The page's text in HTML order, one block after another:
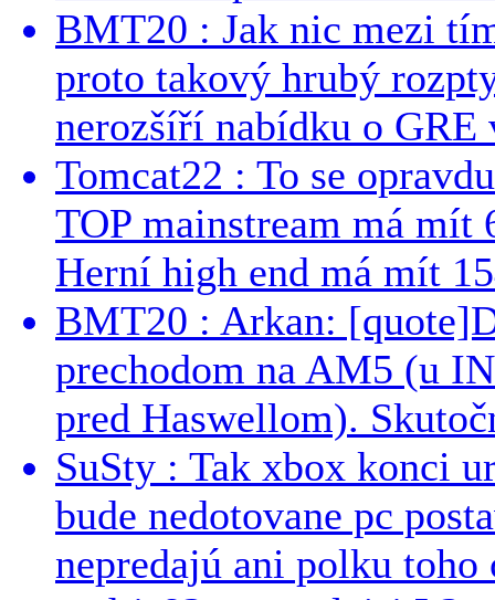
BMT20 : Jak nic mezi
proto takový hrubý
nerozšíří nabídku o GRE
Tomcat22 : To se
TOP mainstream má
Herní high end má mít
BMT20 : Arkan:
prechodom na AM5 (u
pred Haswellom).
SuSty : Tak xbox konci
bude nedotovane pc
nepredajú ani polku toho